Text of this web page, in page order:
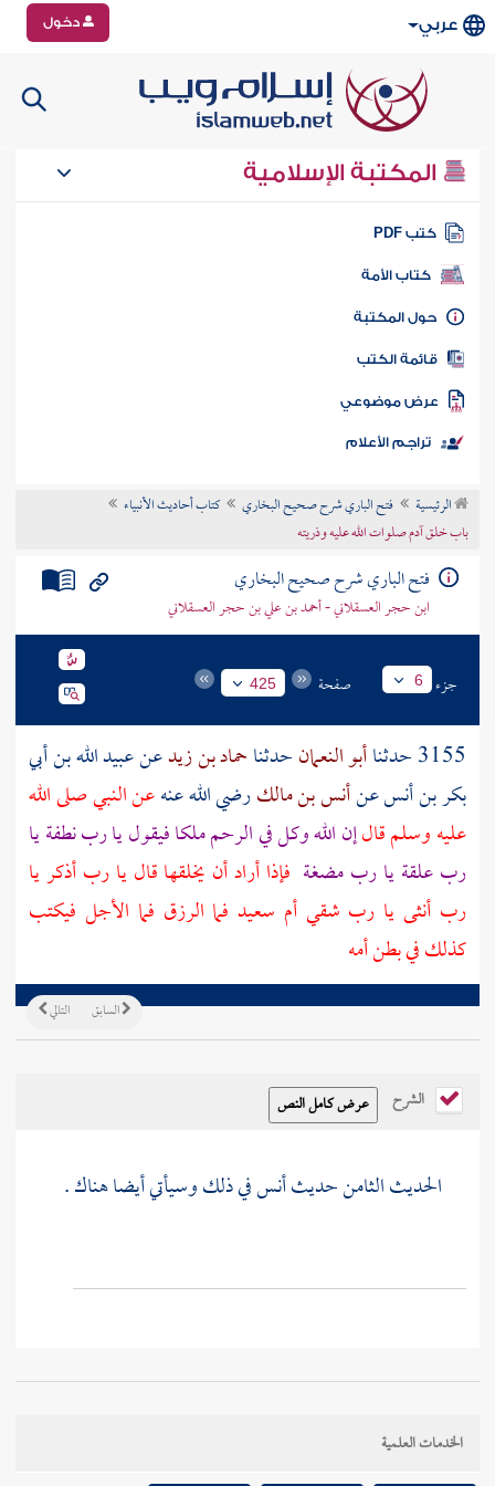
عربي دخول
المكتبة الإسلامية
كتب PDF
كتاب الأمة
المكتبة
الكتب
موضوعي
تراجم الأعلام
الرئيسية فتح الباري شرح صحيح البخاري
كتاب أحاديث الأنبياء
باب خلق آدم صلوات الله عليه وذريته
فتح الباري شرح صحيح البخاري
ابن حجر العسقلاني - أحمد بن علي بن حجر العسقلاني
جزء 6 صفحة 425
3155 حدثنا أبو النعمانحدثناحماد بن زيدعنعبيد الله بن أبي
بكر بن أنسعنأنس بن مالكرضي الله عنهعن النبي صلى الله
عليه وسلم قالإن الله وكل في الرحم ملكا فيقول يا رب نطفة يا
رب علقة يا رب مضغة فإذا أراد أن يخلقها قال يا رب أذكر يا
رب أنثى يا رب شقي أم سعيد فما الرزق فما الأجل فيكتب
كذلك في بطن أمه
التالي السابق
الشرح
الحديث الثامن حديثأنسفي ذلك وسيأتي أيضا هناك .
الخدمات العلمية